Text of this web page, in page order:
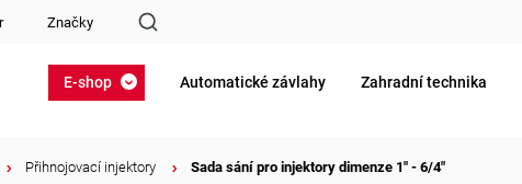
Značky
E-shop Automatické závlahy Zahradní technika
Přihnojovací injektory Sada sání pro injektory dimenze 1" - 6/4"